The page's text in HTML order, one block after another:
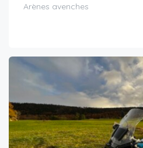
Arènes avenches